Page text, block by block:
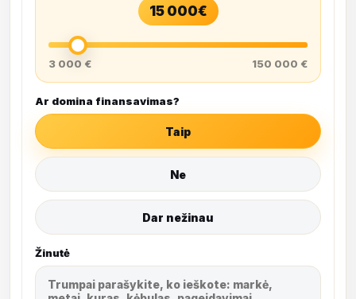
15 000€
3 000 € 150 000 €
Ar domina finansavimas?
Taip
Ne
Dar nežinau
Žinutė